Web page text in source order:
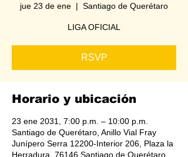
jue 23 de ene
  |
Santiago de Querétaro
LIGA OFICIAL
RSVP
Horario y ubicación
23 ene 2031, 7:00 p.m. – 10:00 p.m.
Santiago de Querétaro, Anillo Vial Fray
Junípero Serra 12200-Interior 206, Plaza la
Herradura, 76146 Santiago de Querétaro,